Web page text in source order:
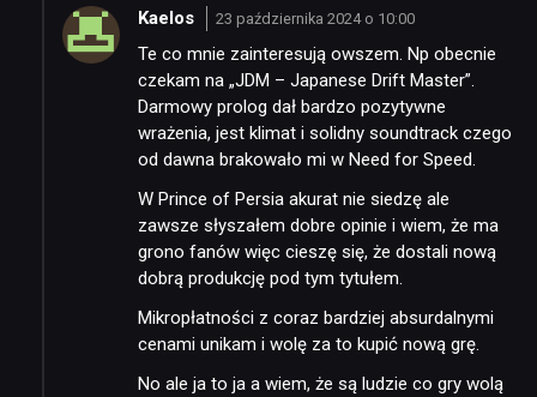
JUŻ GRALIŚMY
SKLEP
Kaelos 23 października 2024 o 10:00
Te co mnie zainteresują owszem. Np obecnie
czekam na „JDM – Japanese Drift Master”.
Darmowy prolog dał bardzo pozytywne
wrażenia, jest klimat i solidny soundtrack czego
od dawna brakowało mi w Need for Speed.
W Prince of Persia akurat nie siedzę ale
zawsze słyszałem dobre opinie i wiem, że ma
grono fanów więc cieszę się, że dostali nową
dobrą produkcję pod tym tytułem.
Mikropłatności z coraz bardziej absurdalnymi
cenami unikam i wolę za to kupić nową grę.
No ale ja to ja a wiem, że są ludzie co gry wolą